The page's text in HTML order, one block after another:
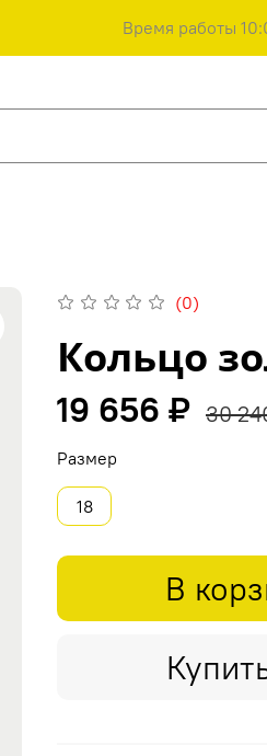
Время работы
(0)
Кольцо
19 656 ₽ 30
В
Размер
18